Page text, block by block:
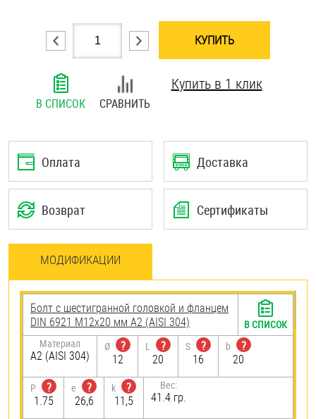
КУПИТЬ
В СПИСОК СРАВНИТЬ
Купить в 1 клик
Оплата Доставка
Возврат Сертификаты
МОДИФИКАЦИИ
Болт с шестигранной головкой и фланцем
DIN 6921 М12х20 мм А2 (AISI 304)
Материал
А2 (AISI 304)
Ø
?
12
L
?
20
S
?
16
b
?
20
P
?
1.75
e
?
26,6
k
?
11,5
Вес:
41.4 гр.
В СПИСОК